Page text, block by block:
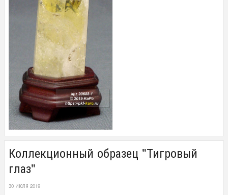
Коллекционный образец "Тигровый
глаз"
30 ИЮЛЯ 2019